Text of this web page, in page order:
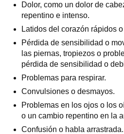
Dolor, como un dolor de
repentino e intenso.
Latidos del corazón rápidos
Pérdida de sensibilidad o
las piernas, tropiezos o
pérdida de sensibilidad o
Problemas para respirar.
Convulsiones o desmayos.
Problemas en los ojos o los
o un cambio repentino en la
Confusión o habla arrastrada.